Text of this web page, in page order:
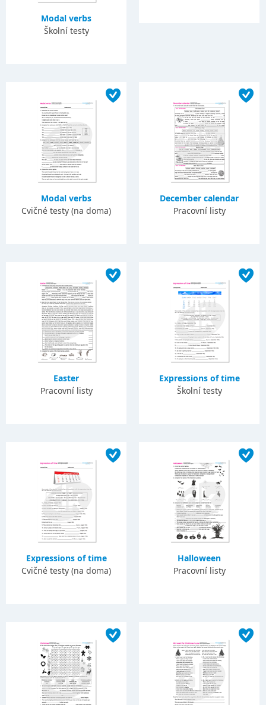
Modal verbs
Školní testy
Modal verbs
Cvičné testy (na doma)
December calendar
Pracovní listy
Easter
Pracovní listy
Expressions of time
Školní testy
Expressions of time
Cvičné testy (na doma)
Halloween
Pracovní listy